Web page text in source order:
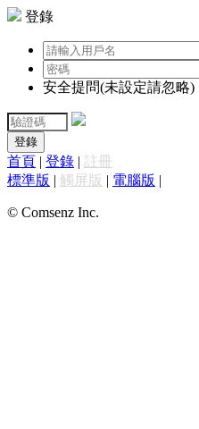
登錄
安全提問(未設定請忽略)
登錄
首頁 | 登錄 | 註冊
標準版 | 觸屏版 | 電腦版 |
© Comsenz Inc.